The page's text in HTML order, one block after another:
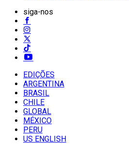
siga-nos
EDIÇÕES
ARGENTINA
BRASIL
CHILE
GLOBAL
MÉXICO
PERU
US ENGLISH